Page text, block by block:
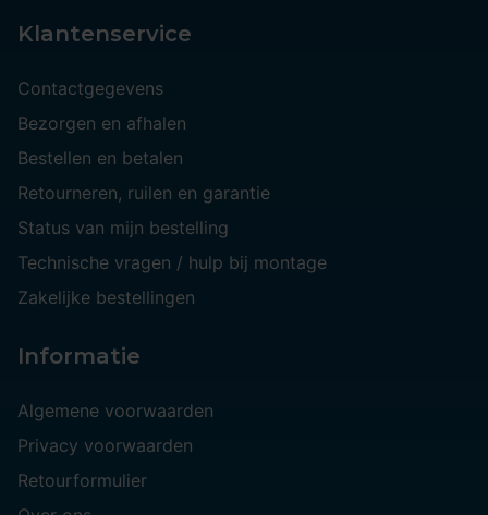
Klantenservice
Contactgegevens
Bezorgen en afhalen
Bestellen en betalen
Retourneren, ruilen en garantie
Status van mijn bestelling
Technische vragen / hulp bij montage
Zakelijke bestellingen
Informatie
Algemene voorwaarden
Privacy voorwaarden
Retourformulier